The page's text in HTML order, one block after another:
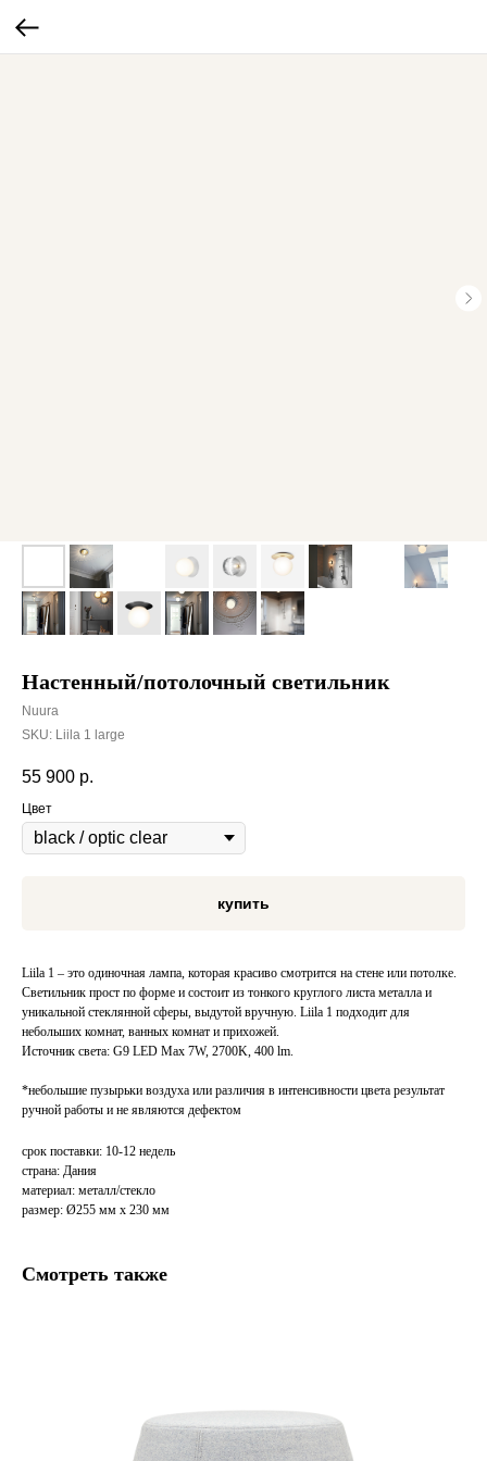
Настенный/потолочный светильник
Nuura
SKU: Liila 1 large
55 900 р.
Цвет
купить
Liila 1 – это одиночная лампа, которая красиво смотрится на стене или потолке.
Светильник прост по форме и состоит из тонкого круглого листа металла и
уникальной стеклянной сферы, выдутой вручную. Liila 1 подходит для
небольших комнат, ванных комнат и прихожей.
Источник света: G9 LED Max 7W, 2700K, 400 lm.
*небольшие пузырьки воздуха или различия в интенсивности цвета результат
ручной работы и не являются дефектом
срок поставки: 10-12 недель
страна: Дания
материал: металл/стекло
размер: Ø255 мм x 230 мм
Смотреть также